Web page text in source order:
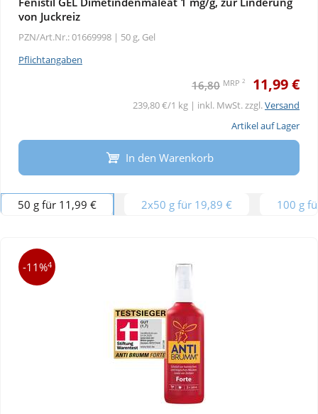
von Juckreiz
PZN/Art.Nr.: 01669998 | 50 g, Gel
Pflichtangaben
16,80 MRP 2 11,99 €
239,80 €/1 kg | inkl. MwSt. zzgl.Versand
Artikel auf Lager
In den Warenkorb
50 g für 11,99 € 2x50 g für 19,89 € 100 g
-11%4